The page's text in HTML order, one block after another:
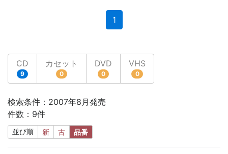
1(current)
CD
9
カセット
0
DVD
0
VHS
0
検索条件：2007年8月発売
件数：9件
並び順 新 古 品番